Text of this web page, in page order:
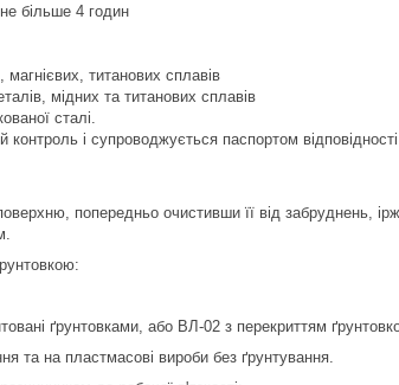
більше 4 годин
титанових сплавів
мідних та титанових сплавів
сталі.
і супроводжується паспортом
попередньо очистивши її від забруднень,
ґрунтовками, або ВЛ-02 з перекриттям
та на пластмасові вироби без ґрунтування.